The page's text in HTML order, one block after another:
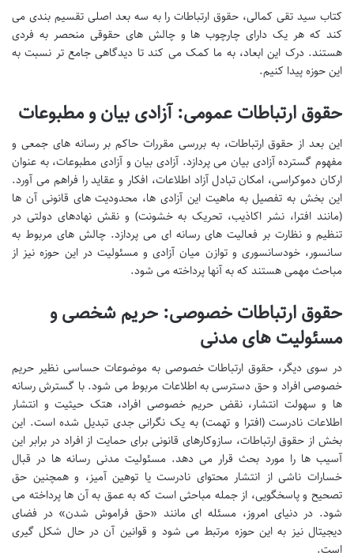
کتاب سید تقی کمالی، حقوق ارتباطات را به سه بعد اصلی تقسیم بندی می
کند که هر یک دارای چارچوب ها و چالش های حقوقی منحصر به فردی
هستند. درک این ابعاد، به ما کمک می کند تا دیدگاهی جامع تر نسبت به
این حوزه پیدا کنیم.
حقوق ارتباطات عمومی: آزادی بیان و مطبوعات
این بعد از حقوق ارتباطات، به بررسی مقررات حاکم بر رسانه های جمعی و
مفهوم گسترده آزادی بیان می پردازد. آزادی بیان و آزادی مطبوعات، به عنوان
ارکان دموکراسی، امکان تبادل آزاد اطلاعات، افکار و عقاید را فراهم می آورد.
این بخش به تفصیل به ماهیت این آزادی ها، محدودیت های قانونی آن ها
(مانند افترا، نشر اکاذیب، تحریک به خشونت) و نقش نهادهای دولتی در
تنظیم و نظارت بر فعالیت های رسانه ای می پردازد. چالش های مربوط به
سانسور، خودسانسوری و توازن میان آزادی و مسئولیت در این حوزه نیز از
مباحث مهمی هستند که به آنها پرداخته می شود.
حقوق ارتباطات خصوصی: حریم شخصی و
مسئولیت های مدنی
در سوی دیگر، حقوق ارتباطات خصوصی به موضوعات حساسی نظیر حریم
خصوصی افراد و حق دسترسی به اطلاعات مربوط می شود. با گسترش رسانه
ها و سهولت انتشار، نقض حریم خصوصی افراد، هتک حیثیت و انتشار
اطلاعات نادرست (افترا و تهمت) به یک نگرانی جدی تبدیل شده است. این
بخش از حقوق ارتباطات، سازوکارهای قانونی برای حمایت از افراد در برابر این
آسیب ها را مورد بحث قرار می دهد. مسئولیت مدنی رسانه ها در قبال
خسارات ناشی از انتشار محتوای نادرست یا توهین آمیز، و همچنین حق
تصحیح و پاسخگویی، از جمله مباحثی است که به عمق به آن ها پرداخته می
شود. در دنیای امروز، مسئله ای مانند «حق فراموش شدن» در فضای
دیجیتال نیز به این حوزه مرتبط می شود و قوانین آن در حال شکل گیری
است.